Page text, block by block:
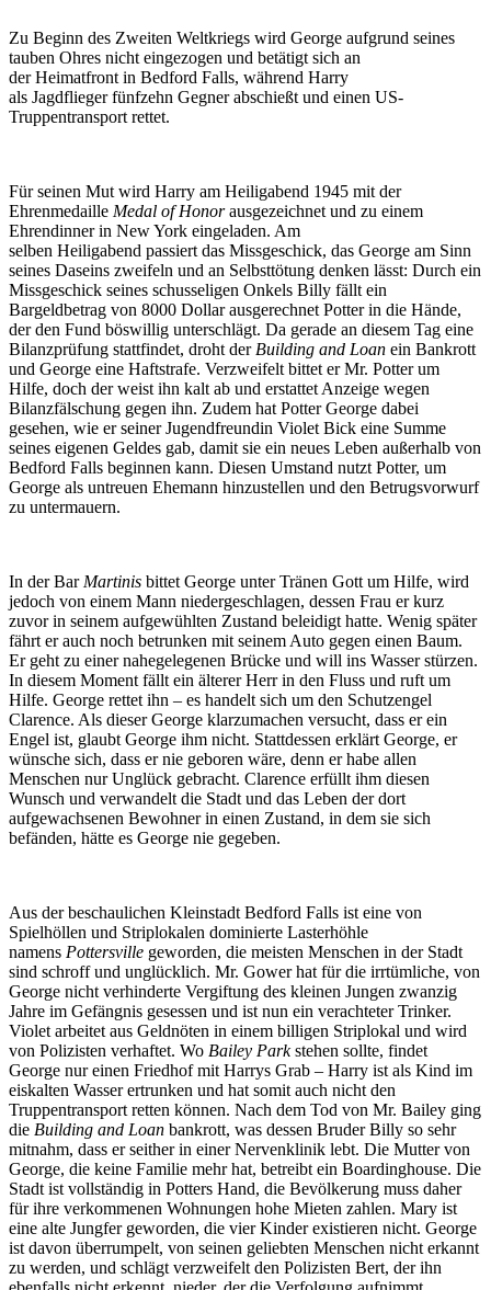
Zu Beginn des Zweiten Weltkriegs wird George aufgrund seines
tauben Ohres nicht eingezogen und betätigt sich an
der Heimatfront in Bedford Falls, während Harry
als Jagdflieger fünfzehn Gegner abschießt und einen US-
Truppentransport rettet.
Für seinen Mut wird Harry am Heiligabend 1945 mit der
Ehrenmedaille Medal of Honorausgezeichnet und zu einem
Ehrendinner in New York eingeladen. Am
selben Heiligabend passiert das Missgeschick, das George am Sinn
seines Daseins zweifeln und an Selbsttötung denken lässt: Durch ein
Missgeschick seines schusseligen Onkels Billy fällt ein
Bargeldbetrag von 8000 Dollar ausgerechnet Potter in die Hände,
der den Fund böswillig unterschlägt. Da gerade an diesem Tag eine
Bilanzprüfung stattfindet, droht der Building and Loan ein Bankrott
und George eine Haftstrafe. Verzweifelt bittet er Mr. Potter um
Hilfe, doch der weist ihn kalt ab und erstattet Anzeige wegen
Bilanzfälschung gegen ihn. Zudem hat Potter George dabei
gesehen, wie er seiner Jugendfreundin Violet Bick eine Summe
seines eigenen Geldes gab, damit sie ein neues Leben außerhalb von
Bedford Falls beginnen kann. Diesen Umstand nutzt Potter, um
George als untreuen Ehemann hinzustellen und den Betrugsvorwurf
zu untermauern.
In der Bar Martinis bittet George unter Tränen Gott um Hilfe, wird
jedoch von einem Mann niedergeschlagen, dessen Frau er kurz
zuvor in seinem aufgewühlten Zustand beleidigt hatte. Wenig später
fährt er auch noch betrunken mit seinem Auto gegen einen Baum.
Er geht zu einer nahegelegenen Brücke und will ins Wasser stürzen.
In diesem Moment fällt ein älterer Herr in den Fluss und ruft um
Hilfe. George rettet ihn – es handelt sich um den Schutzengel
Clarence. Als dieser George klarzumachen versucht, dass er ein
Engel ist, glaubt George ihm nicht. Stattdessen erklärt George, er
wünsche sich, dass er nie geboren wäre, denn er habe allen
Menschen nur Unglück gebracht. Clarence erfüllt ihm diesen
Wunsch und verwandelt die Stadt und das Leben der dort
aufgewachsenen Bewohner in einen Zustand, in dem sie sich
befänden, hätte es George nie gegeben.
Aus der beschaulichen Kleinstadt Bedford Falls ist eine von
Spielhöllen und Striplokalen dominierte Lasterhöhle
namens Pottersville geworden, die meisten Menschen in der Stadt
sind schroff und unglücklich. Mr. Gower hat für die irrtümliche, von
George nicht verhinderte Vergiftung des kleinen Jungen zwanzig
Jahre im Gefängnis gesessen und ist nun ein verachteter Trinker.
Violet arbeitet aus Geldnöten in einem billigen Striplokal und wird
von Polizisten verhaftet. Wo Bailey Parkstehen sollte, findet
George nur einen Friedhof mit Harrys Grab – Harry ist als Kind im
eiskalten Wasser ertrunken und hat somit auch nicht den
Truppentransport retten können. Nach dem Tod von Mr. Bailey ging
die Building and Loan bankrott, was dessen Bruder Billy so sehr
mitnahm, dass er seither in einer Nervenklinik lebt. Die Mutter von
George, die keine Familie mehr hat, betreibt ein Boardinghouse. Die
Stadt ist vollständig in Potters Hand, die Bevölkerung muss daher
für ihre verkommenen Wohnungen hohe Mieten zahlen. Mary ist
eine alte Jungfer geworden, die vier Kinder existieren nicht. George
ist davon überrumpelt, von seinen geliebten Menschen nicht erkannt
zu werden, und schlägt verzweifelt den Polizisten Bert, der ihn